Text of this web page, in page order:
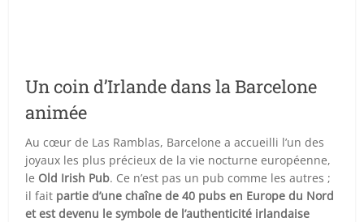
Un coin d’Irlande dans la Barcelone
animée
Au cœur de Las Ramblas, Barcelone a accueilli l’un des
joyaux les plus précieux de la vie nocturne européenne,
le Old Irish Pub. Ce n’est pas un pub comme les autres ;
il fait partie d’une chaîne de 40 pubs en Europe du Nord
et est devenu le symbole de l’authenticité irlandaise